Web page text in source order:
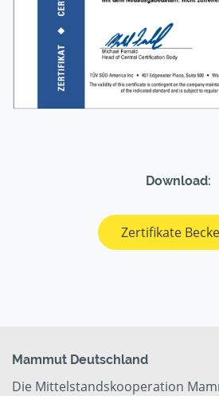
Download:
Zertifikate
Mammut Deutschland
Die Mittelstandskooperation